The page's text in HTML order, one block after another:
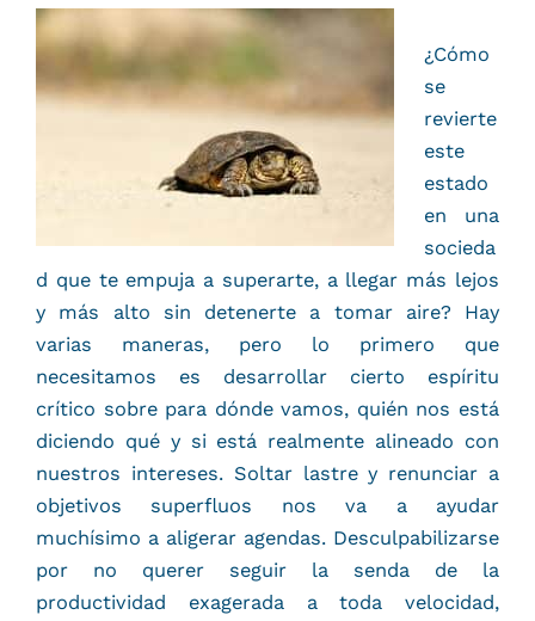
¿Cómo
se
revierte
este
estado
en una
socieda
d que te empuja a superarte, a llegar más lejos
y más alto sin detenerte a tomar aire? Hay
varias maneras, pero lo primero que
necesitamos es desarrollar cierto espíritu
crítico sobre para dónde vamos, quién nos está
diciendo qué y si está realmente alineado con
nuestros intereses. Soltar lastre y renunciar a
objetivos superfluos nos va a ayudar
muchísimo a aligerar agendas. Desculpabilizarse
por no querer seguir la senda de la
productividad exagerada a toda velocidad,